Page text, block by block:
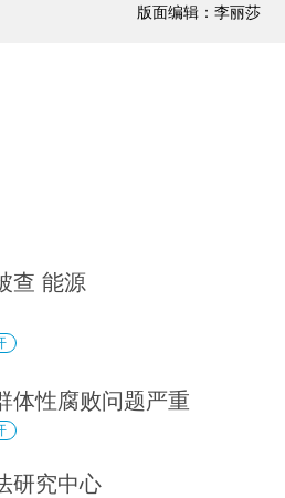
版面编辑：李丽莎
查 能源
体性腐败问题严重
研究中心